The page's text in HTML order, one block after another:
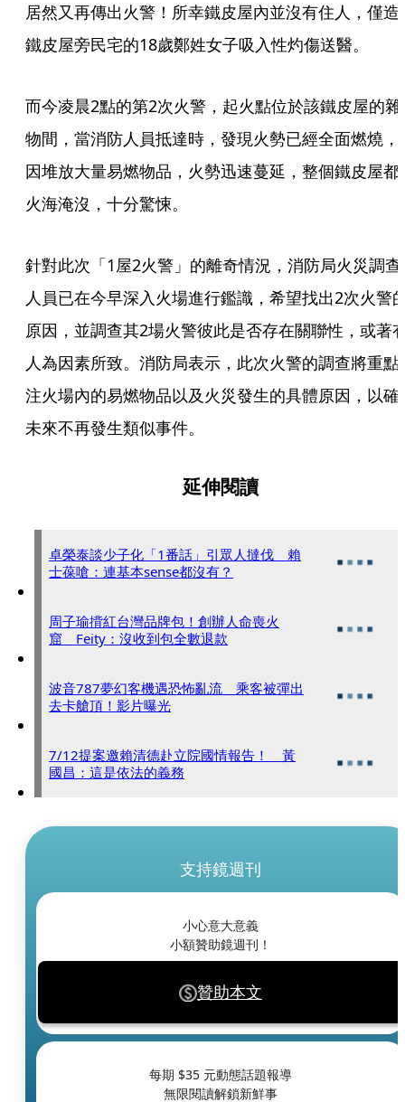
居然又再傳出火警！所幸鐵皮屋內並沒有住人，僅造
鐵皮屋旁民宅的18歲鄭姓女子吸入性灼傷送醫。
而今凌晨2點的第2次火警，起火點位於該鐵皮屋的雜
物間，當消防人員抵達時，發現火勢已經全面燃燒，
因堆放大量易燃物品，火勢迅速蔓延，整個鐵皮屋都
火海淹沒，十分驚悚。
針對此次「1屋2火警」的離奇情況，消防局火災調查
人員已在今早深入火場進行鑑識，希望找出2次火警
原因，並調查其2場火警彼此是否存在關聯性，或著
人為因素所致。消防局表示，此次火警的調查將重點
注火場內的易燃物品以及火災發生的具體原因，以確
未來不再發生類似事件。
延伸閱讀
卓榮泰談少子化「1番話」引眾人撻伐 賴
士葆嗆：連基本sense都沒有？
周子瑜揹紅台灣品牌包！創辦人命喪火
窟 Feity：沒收到包全數退款
波音787夢幻客機遇恐怖亂流 乘客被彈出
去卡艙頂！影片曝光
7/12提案邀賴清德赴立院國情報告！ 黃
國昌：這是依法的義務
支持鏡週刊
小心意大意義
小額贊助鏡週刊！
贊助本文
每期 $35 元動態話題報導
無限閱讀解鎖新鮮事